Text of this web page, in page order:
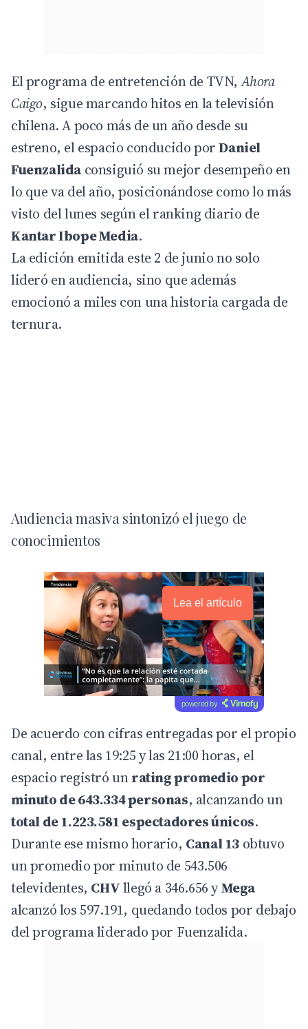
El programa de entretención de TVN,Ahora
Caigo, sigue marcando hitos en la televisión
chilena. A poco más de un año desde su
estreno, el espacio conducido porDaniel
Fuenzalida consiguió su mejor desempeño en
lo que va del año, posicionándose como lo más
visto del lunes según el ranking diario de
Kantar Ibope Media.
La edición emitida este 2 de junio no solo
lideró en audiencia, sino que además
emocionó a miles con una historia cargada de
ternura.
Audiencia masiva sintonizó el juego de
conocimientos
Lea el artículo
powered by
De acuerdo con cifras entregadas por el propio
canal, entre las 19:25 y las 21:00 horas, el
espacio registró unrating promedio por
minuto de 643.334 personas, alcanzando un
total de 1.223.581 espectadores únicos.
Durante ese mismo horario, Canal 13 obtuvo
un promedio por minuto de 543.506
televidentes, CHVllegó a 346.656 yMega
alcanzó los 597.191, quedando todos por debajo
del programa liderado por Fuenzalida.